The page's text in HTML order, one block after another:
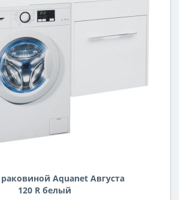
Aquanet Августа
120 R белый